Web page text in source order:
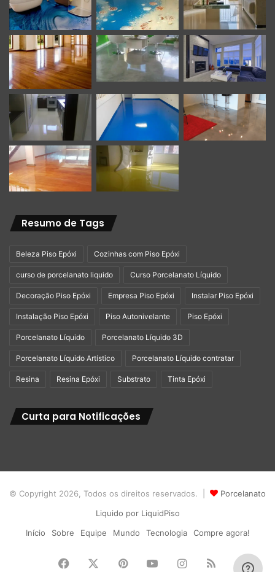
Resumo de Tags
Beleza Piso Epóxi Cozinhas com Piso Epóxi
curso de porcelanato liquido Curso Porcelanato Líquido
Decoração Piso Epóxi Empresa Piso Epóxi Instalar Piso Epóxi
Instalação Piso Epóxi Piso Autonivelante Piso Epóxi
Porcelanato Líquido Porcelanato Líquido 3D
Porcelanato Líquido Artístico Porcelanato Líquido contratar
Resina Resina Epóxi Substrato Tinta Epóxi
Curta para Notificações
© Copyright 2026, Todos os direitos reservados. |
Porcelanato
Liquido por LiquidPiso
Início
Sobre Equipe Mundo Tecnologia Compre agora!
Facebook PinterestYouTubeInstagram
RSS